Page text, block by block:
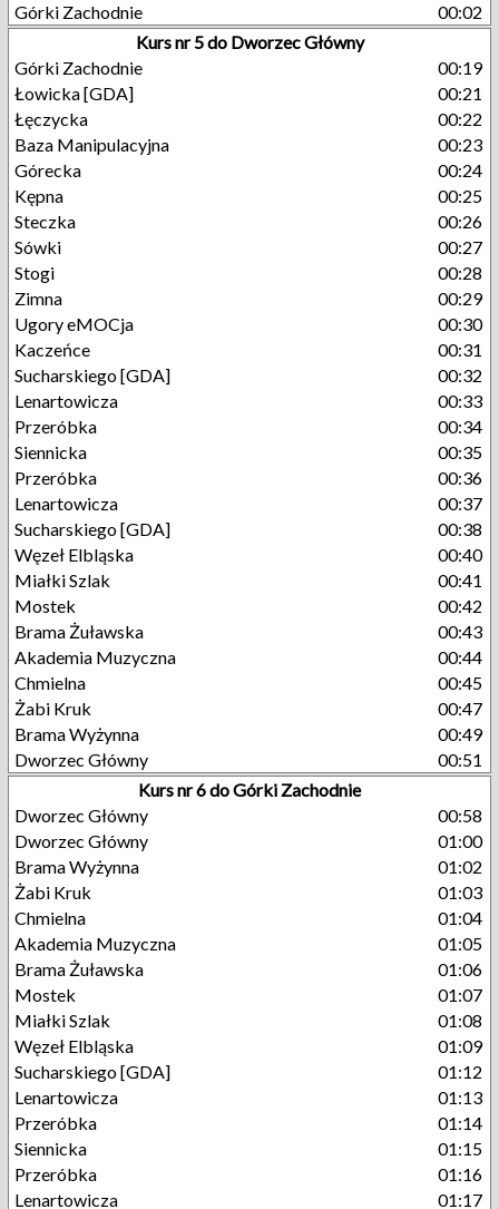
Górki Zachodnie
00:02
Kurs nr 5 do Dworzec Główny
Górki Zachodnie
00:19
Łowicka [GDA]
00:21
Łęczycka
00:22
Baza Manipulacyjna
00:23
Górecka
00:24
Kępna
00:25
Steczka
00:26
Sówki
00:27
Stogi
00:28
Zimna
00:29
Ugory eMOCja
00:30
Kaczeńce
00:31
Sucharskiego [GDA]
00:32
Lenartowicza
00:33
Przeróbka
00:34
Siennicka
00:35
Przeróbka
00:36
Lenartowicza
00:37
Sucharskiego [GDA]
00:38
Węzeł Elbląska
00:40
Miałki Szlak
00:41
Mostek
00:42
Brama Żuławska
00:43
Akademia Muzyczna
00:44
Chmielna
00:45
Żabi Kruk
00:47
Brama Wyżynna
00:49
Dworzec Główny
00:51
Kurs nr 6 do Górki Zachodnie
Dworzec Główny
00:58
Dworzec Główny
01:00
Brama Wyżynna
01:02
Żabi Kruk
01:03
Chmielna
01:04
Akademia Muzyczna
01:05
Brama Żuławska
01:06
Mostek
01:07
Miałki Szlak
01:08
Węzeł Elbląska
01:09
Sucharskiego [GDA]
01:12
Lenartowicza
01:13
Przeróbka
01:14
Siennicka
01:15
Przeróbka
01:16
Lenartowicza
01:17